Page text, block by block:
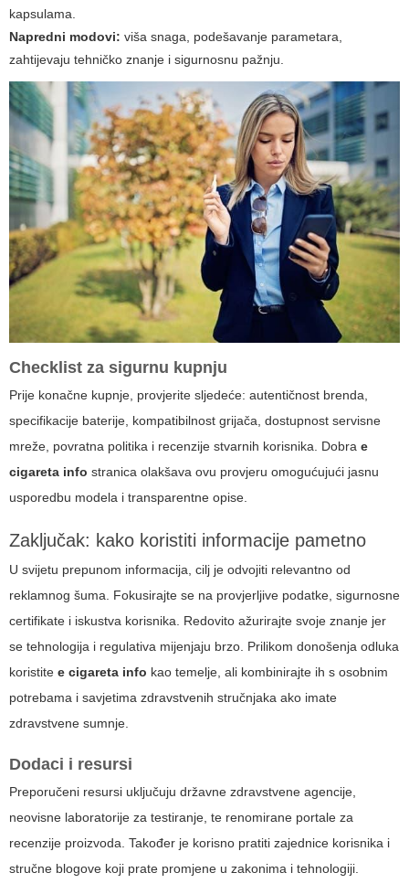
kapsulama.
Napredni modovi: viša snaga, podešavanje parametara,
zahtijevaju tehničko znanje i sigurnosnu pažnju.
Checklist za sigurnu kupnju
Prije konačne kupnje, provjerite sljedeće: autentičnost brenda,
specifikacije baterije, kompatibilnost grijača, dostupnost servisne
mreže, povratna politika i recenzije stvarnih korisnika. Dobra e
cigareta info stranica olakšava ovu provjeru omogućujući jasnu
usporedbu modela i transparentne opise.
Zaključak: kako koristiti informacije pametno
U svijetu prepunom informacija, cilj je odvojiti relevantno od
reklamnog šuma. Fokusirajte se na provjerljive podatke, sigurnosne
certifikate i iskustva korisnika. Redovito ažurirajte svoje znanje jer
se tehnologija i regulativa mijenjaju brzo. Prilikom donošenja odluka
koristite e cigareta info kao temelje, ali kombinirajte ih s osobnim
potrebama i savjetima zdravstvenih stručnjaka ako imate
zdravstvene sumnje.
Dodaci i resursi
Preporučeni resursi uključuju državne zdravstvene agencije,
neovisne laboratorije za testiranje, te renomirane portale za
recenzije proizvoda. Također je korisno pratiti zajednice korisnika i
stručne blogove koji prate promjene u zakonima i tehnologiji.